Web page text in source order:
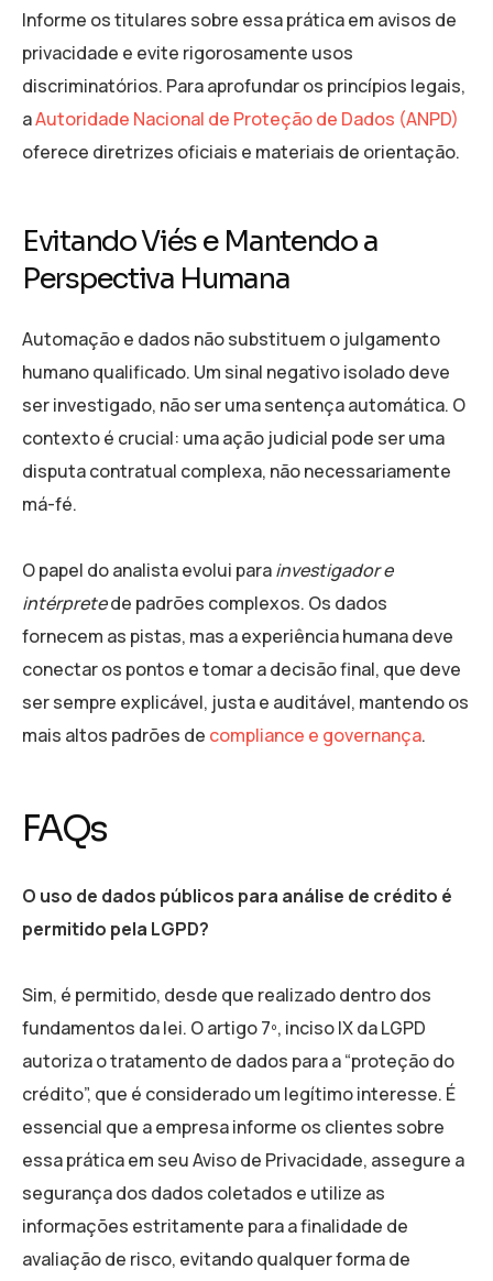
Informe os titulares sobre essa prática em avisos de
privacidade e evite rigorosamente usos
discriminatórios. Para aprofundar os princípios legais,
aAutoridade Nacional de Proteção de Dados (ANPD)
oferece diretrizes oficiais e materiais de orientação.
Evitando Viés e Mantendo a
Perspectiva Humana
Automação e dados não substituem o julgamento
humano qualificado. Um sinal negativo isolado deve
ser investigado, não ser uma sentença automática. O
contexto é crucial: uma ação judicial pode ser uma
disputa contratual complexa, não necessariamente
má-fé.
O papel do analista evolui parainvestigador e
intérpretede padrões complexos. Os dados
fornecem as pistas, mas a experiência humana deve
conectar os pontos e tomar a decisão final, que deve
ser sempre explicável, justa e auditável, mantendo os
mais altos padrões de compliance e governança.
FAQs
O uso de dados públicos para análise de crédito é
permitido pela LGPD?
Sim, é permitido, desde que realizado dentro dos
fundamentos da lei. O artigo 7º, inciso IX da LGPD
autoriza o tratamento de dados para a “proteção do
crédito”, que é considerado um legítimo interesse. É
essencial que a empresa informe os clientes sobre
essa prática em seu Aviso de Privacidade, assegure a
segurança dos dados coletados e utilize as
informações estritamente para a finalidade de
avaliação de risco, evitando qualquer forma de